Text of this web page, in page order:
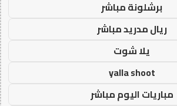
برشلونة مباشر
ريال مدريد مباشر
يلا شوت
yalla shoot
مباريات اليوم مباشر